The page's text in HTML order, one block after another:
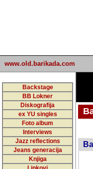
www.old.barikada.com
Backstage
BB Lokner
Diskografija
ex YU singles
Foto album
Interviews
Jazz reflections
Jeans generacija
Knjiga